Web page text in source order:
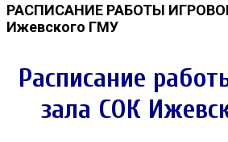
РАСПИСАНИЕ РАБОТЫ
Ижевского ГМУ
Расписание
зала СОК